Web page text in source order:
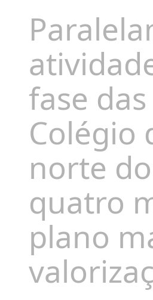
fase
Colégio
norte
quatro
plano